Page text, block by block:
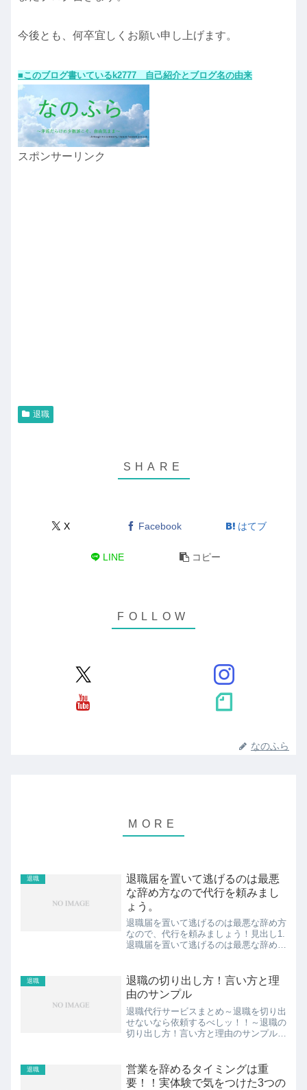
今後とも、何卒宜しくお願い申し上げます。
■このブログ書いているk2777 自己紹介とブログ名の由来
スポンサーリンク
退職
X Facebook はてブ
LINE コピー
なのふら
退職
退職届を置いて逃げるのは最悪
な辞め方なので代行を頼みまし
ょう。
退職届を置いて逃げるのは最悪な辞め方
なので、代行を頼みましょう！見出し1.
退職届を置いて逃げるのは最悪な辞め方
るための退職代行サービスまとめ3.退職
代行サービス①「退...
退職
退職の切り出し方！言い方と理
由のサンプル
退職代行サービスまとめ～退職を切り出
せないなら依頼するべしッ！！～退職の
切り出し方！言い方と理由のサンプルで
得た知恵を、共有しますね。見出し1.退
職の切り出し方と言い方...
退職
営業を辞めるタイミングは重
要！！実体験で気をつけた3つの